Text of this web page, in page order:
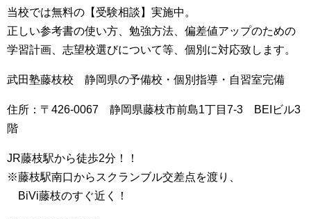
当校では無料の【受験相談】実施中。
正しい参考書の使い方、勉強方法、偏差値アップのための
学習計画、志望校選びについて等、個別に対応致します。
武田塾藤枝校 静岡県の予備校・個別指導・自習室完備
住所：〒426-0067 静岡県藤枝市前島1丁目7-3 BEIビル3
階
JR藤枝駅から徒歩2分！！
※藤枝駅南口からスクランブル交差点を渡り、
BiVi藤枝のすぐ近く！